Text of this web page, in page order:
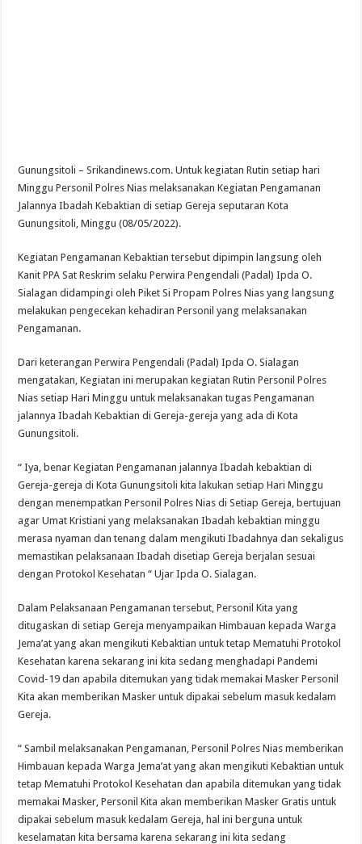
Gunungsitoli – Srikandinews.com. Untuk kegiatan Rutin setiap hari
Minggu Personil Polres Nias melaksanakan Kegiatan Pengamanan
Jalannya Ibadah Kebaktian di setiap Gereja seputaran Kota
Gunungsitoli, Minggu (08/05/2022).
Kegiatan Pengamanan Kebaktian tersebut dipimpin langsung oleh
Kanit PPA Sat Reskrim selaku Perwira Pengendali (Padal) Ipda O.
Sialagan didampingi oleh Piket Si Propam Polres Nias yang langsung
melakukan pengecekan kehadiran Personil yang melaksanakan
Pengamanan.
Dari keterangan Perwira Pengendali (Padal) Ipda O. Sialagan
mengatakan, Kegiatan ini merupakan kegiatan Rutin Personil Polres
Nias setiap Hari Minggu untuk melaksanakan tugas Pengamanan
jalannya Ibadah Kebaktian di Gereja-gereja yang ada di Kota
Gunungsitoli.
“ Iya, benar Kegiatan Pengamanan jalannya Ibadah kebaktian di
Gereja-gereja di Kota Gunungsitoli kita lakukan setiap Hari Minggu
dengan menempatkan Personil Polres Nias di Setiap Gereja, bertujuan
agar Umat Kristiani yang melaksanakan Ibadah kebaktian minggu
merasa nyaman dan tenang dalam mengikuti Ibadahnya dan sekaligus
memastikan pelaksanaan Ibadah disetiap Gereja berjalan sesuai
dengan Protokol Kesehatan “ Ujar Ipda O. Sialagan.
Dalam Pelaksanaan Pengamanan tersebut, Personil Kita yang
ditugaskan di setiap Gereja menyampaikan Himbauan kepada Warga
Jema’at yang akan mengikuti Kebaktian untuk tetap Mematuhi Protokol
Kesehatan karena sekarang ini kita sedang menghadapi Pandemi
Covid-19 dan apabila ditemukan yang tidak memakai Masker Personil
Kita akan memberikan Masker untuk dipakai sebelum masuk kedalam
Gereja.
“ Sambil melaksanakan Pengamanan, Personil Polres Nias memberikan
Himbauan kepada Warga Jema’at yang akan mengikuti Kebaktian untuk
tetap Mematuhi Protokol Kesehatan dan apabila ditemukan yang tidak
memakai Masker, Personil Kita akan memberikan Masker Gratis untuk
dipakai sebelum masuk kedalam Gereja, hal ini berguna untuk
keselamatan kita bersama karena sekarang ini kita sedang